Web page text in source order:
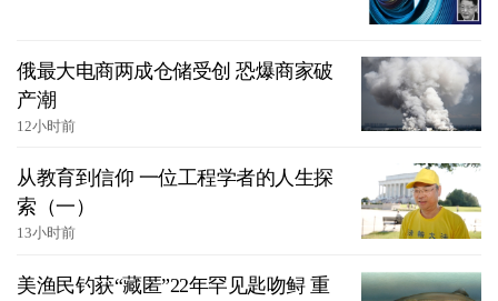
俄最大电商两成仓储受创 恐爆商家破
产潮
12小时前
从教育到信仰 一位工程学者的人生探
索（一）
13小时前
美渔民钓获“藏匿”22年罕见匙吻鲟 重